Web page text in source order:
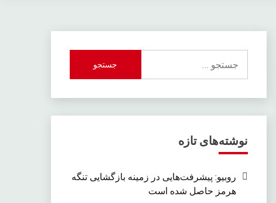
برای:
نوشته‌های تازه
روبیو: پیشرفت‌هایی در زمینه بازگشایی تنگه
هرمز حاصل شده است